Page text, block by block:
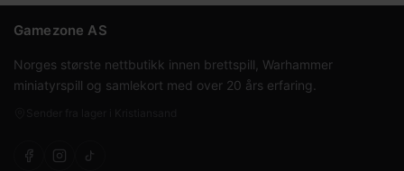
Gamezone AS
Norges største nettbutikk innen brettspill, Warhammer
miniatyrspill og samlekort med over 20 års erfaring.